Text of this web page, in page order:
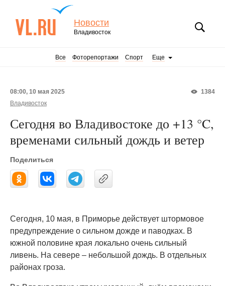
Новости
Владивосток
Все Фоторепортажи Спорт Еще
1384
08:00, 10 мая 2025
Владивосток
Сегодня во Владивостоке до +13 °C,
временами сильный дождь и ветер
Поделиться
Сегодня, 10 мая, в Приморье действует штормовое
предупреждение о сильном дожде и паводках. В
южной половине края локально очень сильный
ливень. На севере – небольшой дождь. В отдельных
районах гроза.